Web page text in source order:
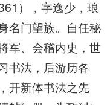
），字逸少，琅
名门望族。自任秘
军、会稽内史，世
书法，后游历各
开新体书法之先